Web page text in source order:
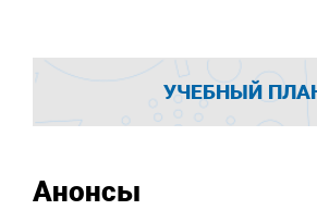
УЧЕБНЫЙ
Анонсы